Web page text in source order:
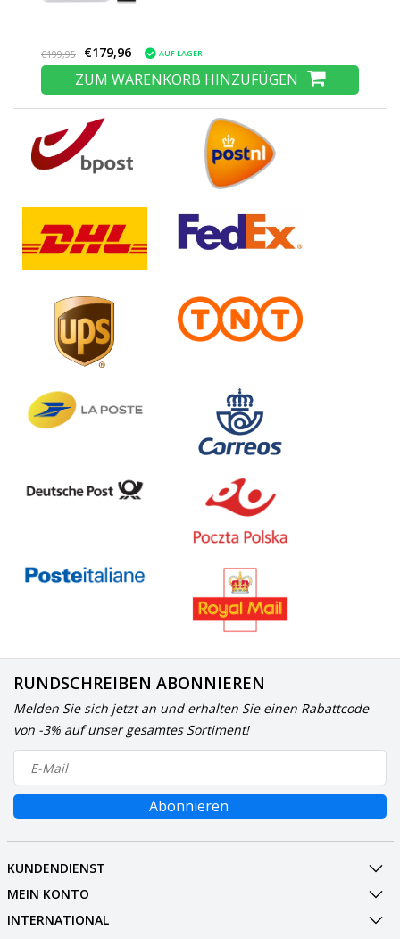
€199,95 €179,96 AUF LAGER
ZUM WARENKORB HINZUFÜGEN
RUNDSCHREIBEN ABONNIEREN
Melden Sie sich jetzt an und erhalten Sie einen Rabattcode
von -3% auf unser gesamtes Sortiment!
Abonnieren
KUNDENDIENST
MEIN KONTO
INTERNATIONAL